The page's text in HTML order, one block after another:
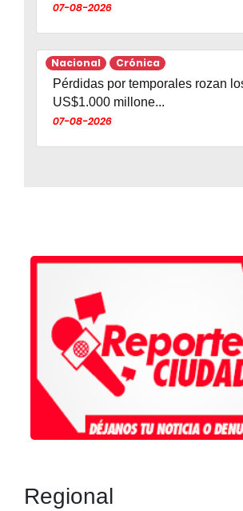
07-08-2026
Nacional
Crónica
Pérdidas por temporales rozan
US$1.000 millone...
07-08-2026
Regional